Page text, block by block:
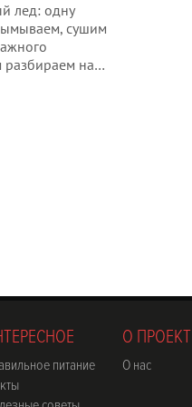
лед: одну
сушим
разбираем на…
питание
О
О нас